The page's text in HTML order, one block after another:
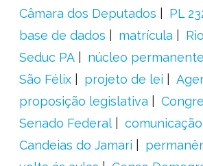
Câmara dos Deputados
PL
base de dados
matrícula
Seduc PA
núcleo permanente
São Félix
projeto de lei
proposição legislativa
Senado Federal
comunicação
Candeias do Jamari